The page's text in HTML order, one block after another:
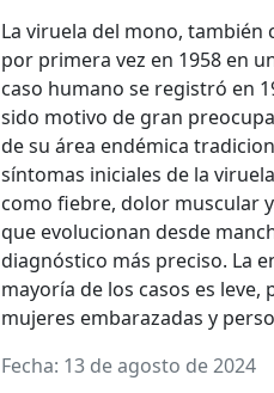
La viruela del mono, también
por primera vez en 1958 en
caso humano se registró en
sido motivo de gran
de su área endémica
síntomas iniciales de la
como fiebre, dolor muscular
que evolucionan desde
diagnóstico más preciso. La
mayoría de los casos es
mujeres embarazadas y
Fecha: 13 de agosto de 2024